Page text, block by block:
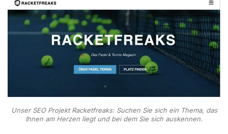
Unser SEO Projekt Racketfreaks: Suchen Sie sich ein Thema, das
Ihnen am Herzen liegt und bei dem Sie sich auskennen.